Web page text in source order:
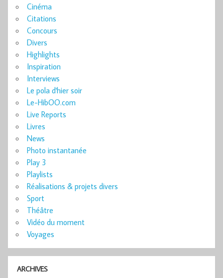
Cinéma
Citations
Concours
Divers
Highlights
Inspiration
Interviews
Le pola d'hier soir
Le-HibOO.com
Live Reports
Livres
News
Photo instantanée
Play 3
Playlists
Réalisations & projets divers
Sport
Théâtre
Vidéo du moment
Voyages
ARCHIVES